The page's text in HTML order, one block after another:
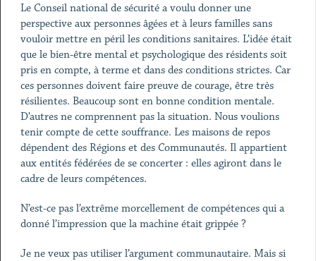
Le Conseil national de sécurité a voulu donner une
perspective aux personnes âgées et à leurs familles sans
vouloir mettre en péril les conditions sanitaires. L’idée était
que le bien-être mental et psychologique des résidents soit
pris en compte, à terme et dans des conditions strictes. Car
ces personnes doivent faire preuve de courage, être très
résilientes. Beaucoup sont en bonne condition mentale.
D’autres ne comprennent pas la situation. Nous voulions
tenir compte de cette souffrance. Les maisons de repos
dépendent des Régions et des Communautés. Il appartient
aux entités fédérées de se concerter : elles agiront dans le
cadre de leurs compétences.
N’est-ce pas l’extrême morcellement de compétences qui a
donné l’impression que la machine était grippée ?
Je ne veux pas utiliser l’argument communautaire. Mais si